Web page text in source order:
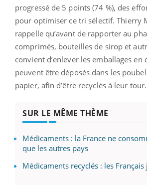
progressé de 5 points (74 %), des
pour optimiser ce tri sélectif. Thierry
rappelle qu’avant de rapporter au
comprimés, bouteilles de sirop et
convient d’enlever les emballages en
peuvent être déposés dans les
papier, afin d’être recyclés à leur tour.
SUR LE MÊME THÈME
Médicaments : la France ne
que les autres pays
Médicaments recyclés : les